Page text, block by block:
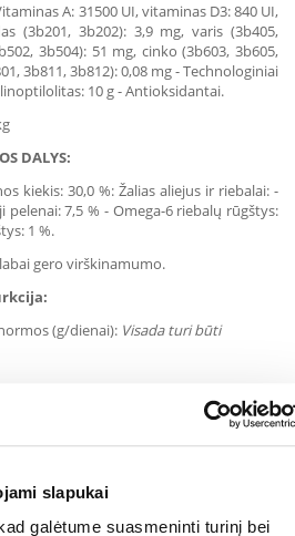
slapukai
galėtume suasmeninti turinį bei
A: 31500 UI, vitaminas D3: 840 UI,
(3b201, 3b202): 3,9 mg, varis (3b405,
3b504): 51 mg, cinko (3b603, 3b605,
3b811, 3b812): 0,08 mg - Technologiniai
10 g - Antioksidantai.
DALYS:
kiekis: 30,0 %: Žalias aliejus ir riebalai: -
pelenai: 7,5 % - Omega-6 riebalų rūgštys:
1 %.
gero virškinamumo.
(g/dienai): Visada turi būti